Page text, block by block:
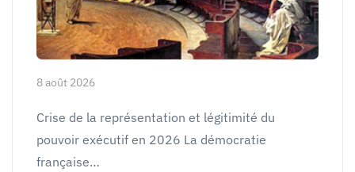
8 août 2026
Crise de la représentation et légitimité du
pouvoir exécutif en 2026 La démocratie
française…